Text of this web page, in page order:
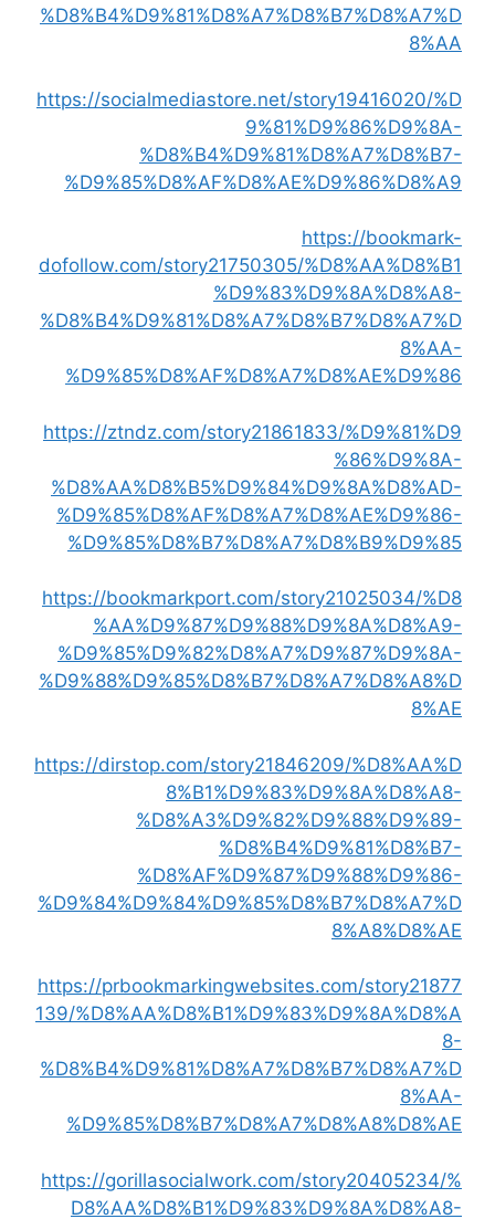
%D8%B4%D9%81%D8%A7%D8%B7%D8%A7%D
8%AA
https://socialmediastore.net/story19416020/%D
9%81%D9%86%D9%8A-
%D8%B4%D9%81%D8%A7%D8%B7-
%D9%85%D8%AF%D8%AE%D9%86%D8%A9
https://bookmark-
dofollow.com/story21750305/%D8%AA%D8%B1
%D9%83%D9%8A%D8%A8-
%D8%B4%D9%81%D8%A7%D8%B7%D8%A7%D
8%AA-
%D9%85%D8%AF%D8%A7%D8%AE%D9%86
https://ztndz.com/story21861833/%D9%81%D9
%86%D9%8A-
%D8%AA%D8%B5%D9%84%D9%8A%D8%AD-
%D9%85%D8%AF%D8%A7%D8%AE%D9%86-
%D9%85%D8%B7%D8%A7%D8%B9%D9%85
https://bookmarkport.com/story21025034/%D8
%AA%D9%87%D9%88%D9%8A%D8%A9-
%D9%85%D9%82%D8%A7%D9%87%D9%8A-
%D9%88%D9%85%D8%B7%D8%A7%D8%A8%D
8%AE
https://dirstop.com/story21846209/%D8%AA%D
8%B1%D9%83%D9%8A%D8%A8-
%D8%A3%D9%82%D9%88%D9%89-
%D8%B4%D9%81%D8%B7-
%D8%AF%D9%87%D9%88%D9%86-
%D9%84%D9%84%D9%85%D8%B7%D8%A7%D
8%A8%D8%AE
https://prbookmarkingwebsites.com/story21877
139/%D8%AA%D8%B1%D9%83%D9%8A%D8%A
8-
%D8%B4%D9%81%D8%A7%D8%B7%D8%A7%D
8%AA-
%D9%85%D8%B7%D8%A7%D8%A8%D8%AE
https://gorillasocialwork.com/story20405234/%
D8%AA%D8%B1%D9%83%D9%8A%D8%A8-